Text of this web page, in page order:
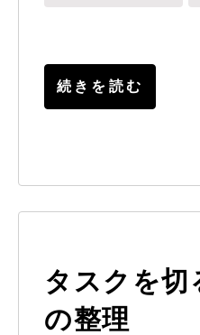
続きを読む
タスクを切
の整理